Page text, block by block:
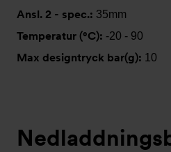
Ansl. 2 - spec.: 35mm
Temperatur (°C): -20 - 90
Max designtryck bar(g): 10